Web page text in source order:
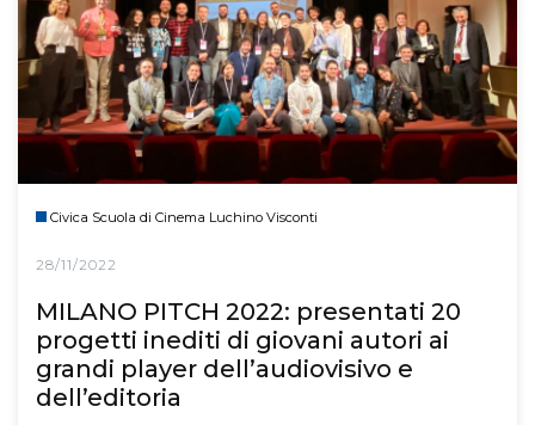
Civica Scuola di Cinema Luchino Visconti
28/11/2022
MILANO PITCH 2022: presentati 20
progetti inediti di giovani autori ai
grandi player dell’audiovisivo e
dell’editoria